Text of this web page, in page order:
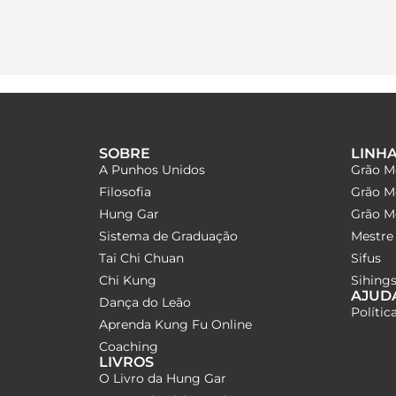
SOBRE
A Punhos Unidos
Filosofia
Hung Gar
Sistema de Graduação
Tai Chi Chuan
Chi Kung
Dança do Leão
Aprenda Kung Fu Online
Coaching
LIVROS
O Livro da Hung Gar
Grão
Grão
Grão
Sifus